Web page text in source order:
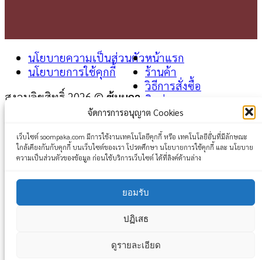
จัดการการอนุญาต Cookies
เว็บไซต์ soompaka.com มีการใช้งานเทคโนโลยีคุกกี้ หรือ เทคโนโลยีอื่นที่มีลักษณะ
ใกล้เคียงกันกับคุกกี้ บนเว็บไซต์ของเรา โปรดศึกษา นโยบายการใช้คุกกี้ และ นโยบาย
ความเป็นส่วนตัวของข้อมูล ก่อนใช้บริการเว็บไซต์ ได้ที่ลิงค์ด้านล่าง
ยอมรับ
ปฏิเสธ
ดูรายละเอียด
นโยบายความเป็นส่วนตัว
นโยบายการใช้คุกกี้
สงวนลิขสิทธิ์ 2026 © ซุ้มผกา
หน้าแรก
ร้านค้า
วิธีการสั่งซื้อ
ติดต่อเรา
Login
Username or email address*
Password*
Remember me